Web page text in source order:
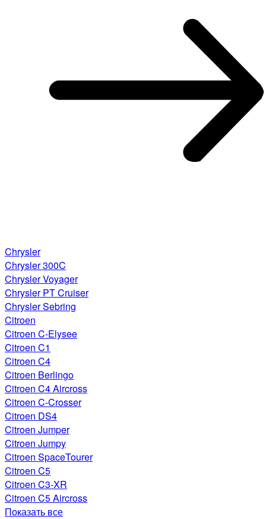
Chrysler
Chrysler 300C
Chrysler Voyager
Chrysler PT Cruiser
Chrysler Sebring
Citroen
Citroen C-Elysee
Citroen C1
Citroen C4
Citroen Berlingo
Citroen C4 Aircross
Citroen C-Crosser
Citroen DS4
Citroen Jumper
Citroen Jumpy
Citroen SpaceTourer
Citroen C5
Citroen C3-XR
Citroen C5 Aircross
Показать все